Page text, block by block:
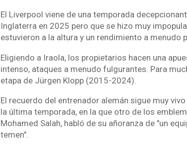
El Liverpool viene de una temporada
Inglaterra en 2025 pero que se hizo muy
estuvieron a la altura y un rendimiento a menudo
Eligiendo a Iraola, los propietarios hacen una
intenso, ataques a menudo fulgurantes. Para
etapa de Jürgen Klopp (2015-2024).
El recuerdo del entrenador alemán sigue muy
la última temporada, en la que otro de los
Mohamed Salah, habló de su añoranza de "un
temen".